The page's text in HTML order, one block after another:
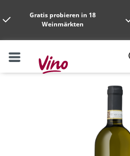
Gratis probieren in 18
Weinmärkten
Bildergalerie überspringen